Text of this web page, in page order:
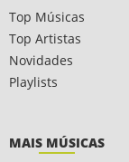
Top Músicas
Top Artistas
Novidades
Playlists
MAIS MÚSICAS